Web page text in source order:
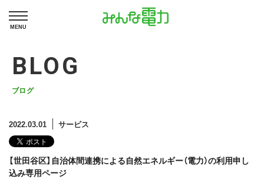
MENU
BLOG
ブログ
2022.03.01 サービス
【世田谷区】⾃治体間連携による⾃然エネルギー（電⼒）の利⽤申し
込み専用ページ